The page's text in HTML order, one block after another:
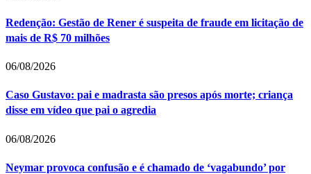
Redenção: Gestão de Rener é suspeita de fraude em licitação de
mais de R$ 70 milhões
06/08/2026
Caso Gustavo: pai e madrasta são presos após morte; criança
disse em vídeo que pai o agredia
06/08/2026
Neymar provoca confusão e é chamado de ‘vagabundo’ por